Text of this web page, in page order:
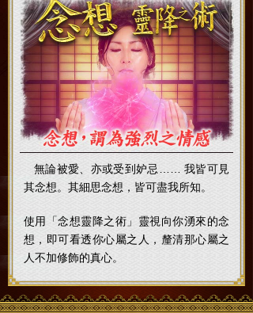
無論被愛、亦或受到妒忌…… 我皆可見
其念想。其細思念想，皆可盡我所知。
使用「念想靈降之術」靈視向你湧來的念
想，即可看透你心屬之人，釐清那心屬之
人不加修飾的真心。